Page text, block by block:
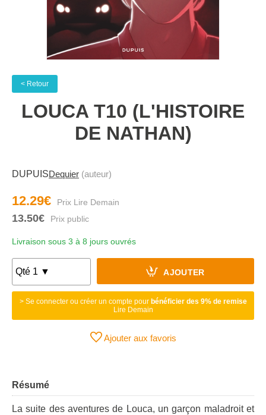
< Retour
LOUCA T10 (L'HISTOIRE
DE NATHAN)
DUPUISDequier (auteur)
12.29€
13.50€
Livraison sous 3 à 8 jours ouvrés
AJOUTER
> Se connecter ou créer un compte pour bénéficier des 9% de remise
Lire Demain
Ajouter aux favoris
Résumé
La suite des aventures de Louca, un garçon maladroit et